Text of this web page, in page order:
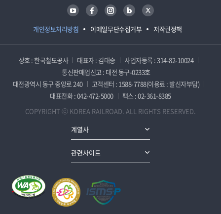
개인정보처리방침 이메일무단수집거부 저작권정책
유튜브 페이스북 인스타그램 블로그 트위터
상호 : 한국철도공사 대표자 : 김태승
사업자등록 : 314-82-10024
통신판매업신고 : 대전 동구-0233호
대전광역시 동구 중앙로 240
고객센터 : 1588-7788(이용료 : 발신자부담)
대표전화 : 042-472-5000
팩스 : 02-361-8385
COPYRIGHT ⓒ KOREA RAILROAD. ALL RIGHTS RESERVED.
계열사
관련사이트